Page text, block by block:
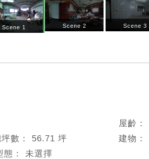
Scene 1 Scene 2 Scene 3
屋齡：
數： 56.71 坪 建物：
態：未選擇